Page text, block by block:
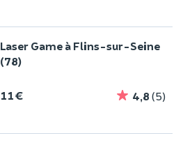
Laser Game à Flins-sur-Seine
(78)
11 € 4,8 (5)